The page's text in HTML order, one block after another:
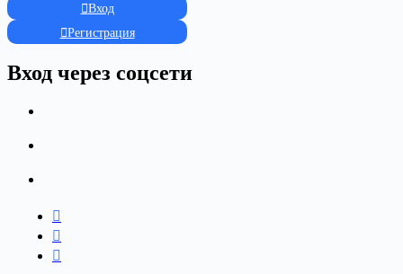
Вход
Регистрация
Вход через соцсети